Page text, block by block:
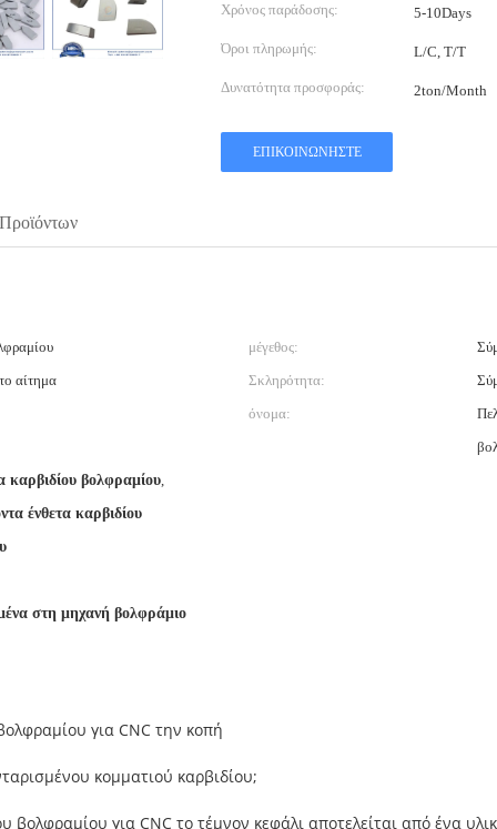
Χρόνος παράδοσης: 5-10Days
Όροι πληρωμής: L/C, T/T
Δυνατότητα προσφοράς: 2ton/Month
ΕΠΙΚΟΙΝΩΝΉΣΤΕ
μέγεθος:
αίτημα
Σκληρότητα:
όνομα:
καρβιδίου βολφραμίου,
ένθετα καρβιδίου
στη μηχανή βολφράμιο
για CNC την κοπή
κομματιού καρβιδίου;
βολφραμίου για CNC το τέμνον κεφάλι αποτελείται από ένα